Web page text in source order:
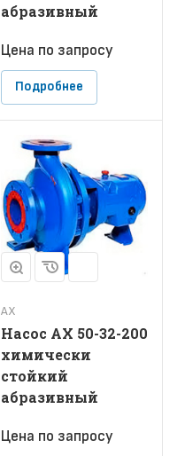
абразивный
Цена по запросу
Подробнее
АХ
Насос АХ 50-32-200
химически
стойкий
абразивный
Цена по запросу